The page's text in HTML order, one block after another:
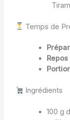
Temps de
Repos
Ingrédients
100 g